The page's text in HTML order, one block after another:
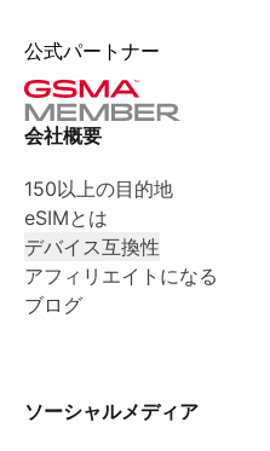
公式パートナー
会社概要
150以上の目的地
eSIMとは
デバイス互換性
アフィリエイトになる
ブログ
ソーシャルメディア